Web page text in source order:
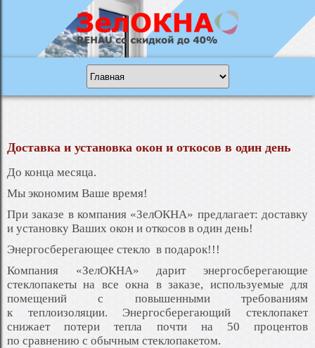
Доставка и установка окон и откосов в один день
До конца месяца.
Мы экономим Ваше время!
При заказе в компания «ЗелОКНА» предлагает: доставку
и установку Ваших окон и откосов в один день!
Энергосберегающее стекло в подарок!!!
Компания «ЗелОКНА» дарит энергосберегающие
стеклопакеты на все окна в заказе, используемые для
помещений с повышенными требованиям
к теплоизоляции. Энергосберегающий стеклопакет
снижает потери тепла почти на 50 процентов
по сравнению с обычным стеклопакетом.